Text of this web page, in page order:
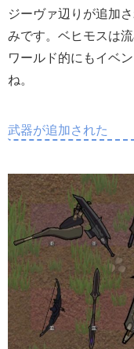
ジーヴァ辺りが追加
みです。ベヒモスは
ワールド的にもイベ
ね。
武器が追加された